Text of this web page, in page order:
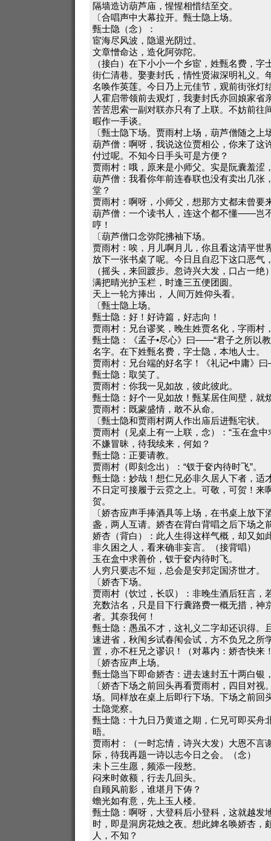
隔墙造访葫芦庙，惺惺相惜结至交。
〔合唱声中大幕拉开。甄士隐上场。
甄士隐（念）：
宦海尽风波，隐退光阴过。
文章憎命达，造化阿弥陀。
（接白）在下小小一个乡宦，姓甄名费，
街仁清巷。娶妻封氏，情性贤淑深明礼义。
名唤作英莲。今日乃上元佳节，观前街张灯
人霍启带领前去观灯，我妻封氏亦回娘家省
苦苦思索一副对联亦只有了上联。不妨前往
暇作一手谈。
〔甄士隐下场。贾雨村上场，葫芦僧随之上
葫芦僧：啊呀，我说这位贾相公，你来了这
付过呢。不知今日手头可是方便？
贾雨村：哦，原来是小师父。实是阮囊羞涩
葫芦僧：我看你年前连春联也没有卖出几张
堂？
贾雨村：啊呀，小师父，想那方丈都未曾要
葫芦僧：一个读书人，连这个都不懂——岂
哼！
〔葫芦僧口念弥陀拂袖下场。
贾雨村：唉，月儿啊月儿，你且看这清平世
放下一张书桌了呢。今日且自忍下这口恶气
（摇头，来回踱步。忽诗兴大发，口占一绝
满把晴光护玉栏，时逢三五便团圆。
天上一轮方捧出， 人间万姓仰头看。
〔甄士隐上场。
甄士隐：好！好诗篇，好志向！
贾雨村：兄台谬奖，晚生姓贾名化，字雨村
甄士隐：《孟子•尽心》曰——“君子之所以
名字。在下姓甄名费，字士隐，本地人士。
贾雨村：兄台端的好名字！《礼记•中庸》
甄士隐：取笑了。
贾雨村：你我一见如故，彼此彼此。
甄士隐：好个一见如故！甄某居住间壁，就
贾雨村：既蒙盛情，敢不从命。
〔甄士隐和贾雨村两人作出庙后进甄宅状。
贾雨村（见桌上有一上联，念）：“玉在盒
不嫌冒昧，待我续来，何如？
甄士隐：正要请教。
贾雨村（即刻念出）：“钗于奁内待时飞”。
甄士隐：妙哉！想仁兄必非久居人下者，适
不日定可接履于云霓之上。可敬，可贺！来
贺。
〔娇杏应声手捧酒具等上场，在书桌上放
盏，两人互请。娇杏在背白背唱之后下场之
娇杏（背白）：此人生得这样气概，却又如
非久困之人，看来确非妄言。（接背唱）
玉在盒中求善价，钗于奁内待时飞。
人穷只要志不短，总会是安邦定国济世才。
〔娇杏下场。
贾雨村（饮过，长叹）：非晚生酒后狂言，
充数沽名，只是目下行囊路费一概无措，神
者。其奈我何！
甄士隐：愚虽不才，这礼义二字却还识得。
速进省，秋闱乡试春闱会试，方不负兄之所
置，亦不枉兄之谬识！（对幕内：娇杏快来
〔娇杏应声上场。
甄士隐当下即命娇杏：进去速封五十两白银
〔娇杏下场之前回头再看贾雨村，四目对视
场。同样放在桌上后即行下场。下场之前回
士隐觉察。
甄士隐：十九日乃黄道之期，仁兄可即买舟
晤。
贾雨村：（一时忘情，诗兴大发）大恩不言
际，待我再题一诗以志今日之会。（念）
未卜三生愿，频添一段愁。
闷来时敛额，行去几回头。
自顾风前影，谁堪月下俦？
蟾光如有意，先上玉人楼。
甄士隐：啊呀，大登科后小登科，这就越发
时，即是洞房花烛之夜。想此婢名唤娇杏，
人，不知？